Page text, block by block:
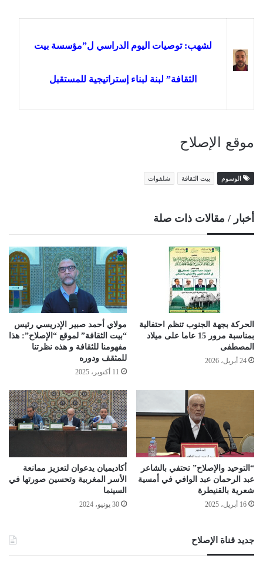
لشهب: توصيات اليوم الدراسي ل”مؤسسة بيت
الثقافة” لبنة لبناء إستراتيجية للمستقبل
موقع الإصلاح
الوسوم بيت الثقافة شلفوات
أخبار / مقالات ذات صلة
الحركة بجهة الجنوب تنظم احتفالية
بمناسبة مرور 15 عاما على ميلاد
المصطفى
24 أبريل، 2026
مولاي أحمد صبير الإدريسي رئيس
“بيت الثقافة” لموقع “الإصلاح”: هذا
مفهومنا للثقافة و هذه نظرتنا
للمثقف ودوره
11 أكتوبر، 2025
“التوحيد والإصلاح” تحتفي بالشاعر
عبد الرحمان عبد الوافي في أمسية
شعرية بالقنيطرة
16 أبريل، 2025
أكاديميان يدعوان لتعزيز ممانعة
الأسر المغربية وتحسين صورتها في
السينما
30 يونيو، 2024
جديد قناة الإصلاح